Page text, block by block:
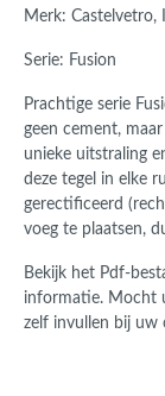
Merk: Castelvetro,
Serie: Fusion
Prachtige serie
geen cement,
unieke uitstraling
deze tegel in elke
gerectificeerd
voeg te plaatsen,
Bekijk het Pdf-
informatie. Mocht
zelf invullen bij uw